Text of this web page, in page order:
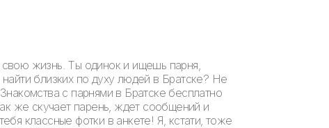
свою жизнь. Ты одинок и ищешь парня,
близких по духу людей в Братске? Не
с парнями в Братске бесплатно
же скучает парень, ждет сообщений и
классные фотки в анкете! Я, кстати, тоже